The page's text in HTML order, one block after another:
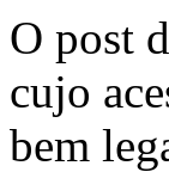
O post
cujo
bem